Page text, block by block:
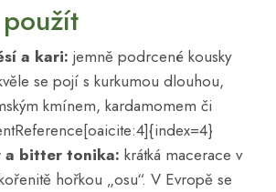
a kari: jemně podrcené kousky
se pojí s kurkumou dlouhou,
kmínem, kardamomem či
a bitter tonika: krátká macerace v
hořkou „osu“. V Evropě se